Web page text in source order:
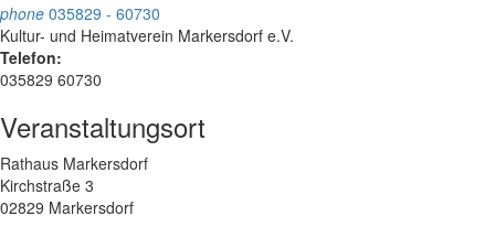
phone 035829 - 60730
Kultur- und Heimatverein Markersdorf e.V.
Telefon:
035829 60730
Veranstaltungsort
Rathaus Markersdorf
Kirchstraße 3
02829 Markersdorf